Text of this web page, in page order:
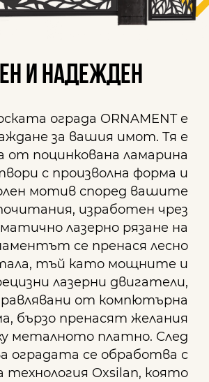
и надежден
ограда ORNAMENT е
за вашия имот. Тя е
от поцинкована ламарина
с произволна форма и
мотив според вашите
изработен чрез
лазерно рязане на
се пренася лесно
тъй като мощните и
лазерни двигатели,
от компютърна
бързо пренасят желания
металното платно. След
оградата се обработва с
Oxsilan, която